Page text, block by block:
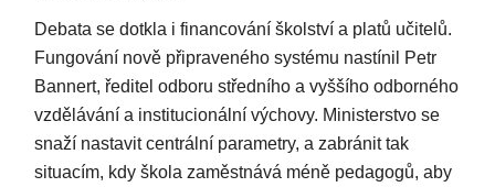
Debata se dotkla i financování školství a platů učitelů.
Fungování nově připraveného systému nastínil Petr
Bannert, ředitel odboru středního a vyššího odborného
vzdělávání a institucionální výchovy. Ministerstvo se
snaží nastavit centrální parametry, a zabránit tak
situacím, kdy škola zaměstnává méně pedagogů, aby